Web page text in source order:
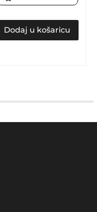
Dodaj u košaricu